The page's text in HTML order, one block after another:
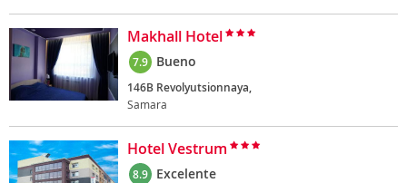
Makhall Hotel
7.9 Bueno
146B Revolyutsionnaya,
Samara
Hotel Vestrum
8.9 Excelente